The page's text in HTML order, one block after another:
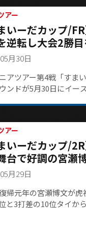
まプレーしながらも
奪って32。ゴルフって
ほうがいいのかもしれ
の日は、前半チャン
に5メートルほど残っ
しのぐ場面もあり、オ
アー
いーだカップ/
逆転し大会2勝
算26勝目と最多
月30日
アツアー第4戦「すま
ンドが5月30日にイー
ダーからスタートした
7バーディ・ボギーフ
スコアを伸ばして大逆
万円を獲得。賞金ラ
クセンは第1回大会が
目。シニアツアーでは
26勝目と最多優勝記録
明、さらに1打差10ア
寛之が入った。最終
ード）で桑原克典がホ
アー
いーだカップ/
台で好調の宮瀬
初Ｖを照準に
月29日
帰元年の宮瀬博文が
と3打差の10位タイか